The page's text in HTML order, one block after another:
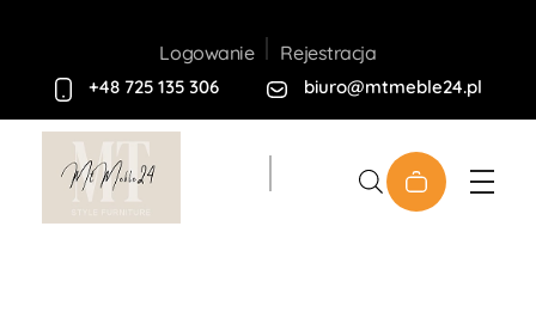
Logowanie Rejestracja
+48 725 135 306 biuro@mtmeble24.pl